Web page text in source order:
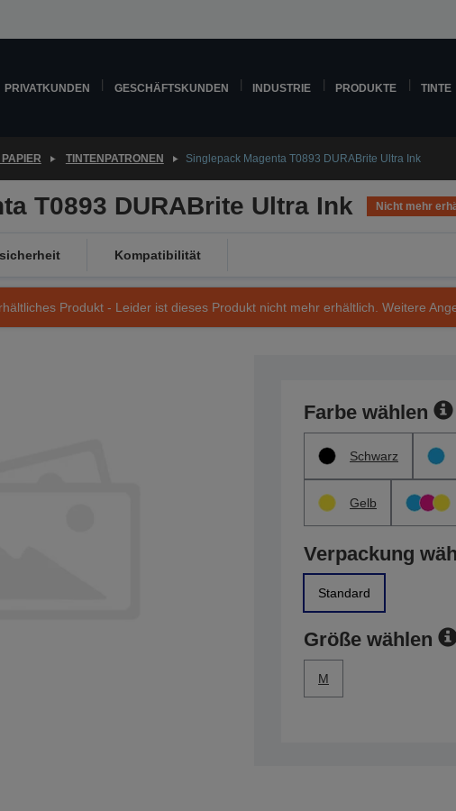
PRIVATKUNDEN GESCHÄFTSKUNDEN INDUSTRIE PRODUKTE TINTE
TINTENPATRONEN Singlepack Magenta T0893 DURABrite Ultra Ink
T0893 DURABrite Ultra Ink Nicht mehr
Kompatibilität
Produkt - Leider ist dieses Produkt nicht mehr erhältlich. Weitere
Farbe wählen
Schwarz
Gelb
Verpackung
Standard
Größe wählen
M